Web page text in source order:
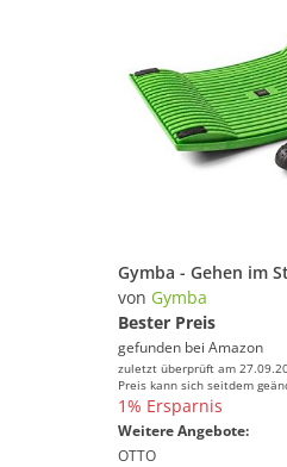
von Gymba
Bester Preis
gefunden bei Amazon
zuletzt überprüft am
Preis kann sich seitdem
1% Ersparnis
Weitere Angebote:
OTTO